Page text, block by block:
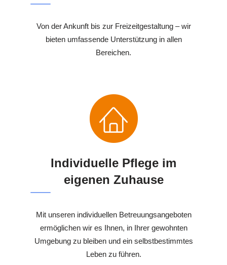
Von der Ankunft bis zur Freizeitgestaltung – wir
bieten umfassende Unterstützung in allen
Bereichen.
Individuelle Pflege im
eigenen Zuhause
Mit unseren individuellen Betreuungsangeboten
ermöglichen wir es Ihnen, in Ihrer gewohnten
Umgebung zu bleiben und ein selbstbestimmtes
Leben zu führen.